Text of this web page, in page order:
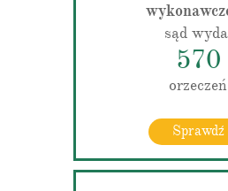
sąd
570
orzeczeń
Sprawdź